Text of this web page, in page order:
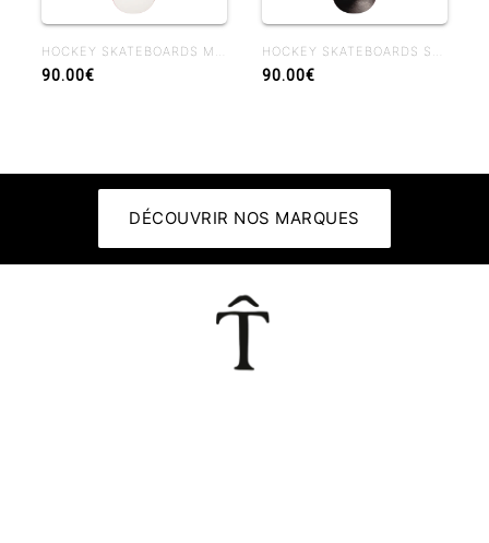
HOCKEY SKATEBOARDS MIDDLE EARTH NIK STAIN 8.38
90.00€
HOCKEY SKATEBOARDS SHADOWBOX JOHN FITZGERALD 8.25
90.00€
DÉCOUVRIR NOS MARQUES